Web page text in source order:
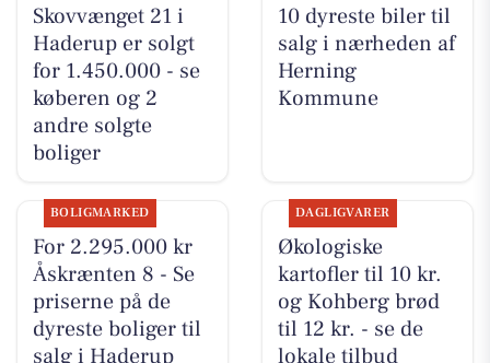
Skovvænget 21 i
Haderup er solgt
for 1.450.000 - se
køberen og 2
andre solgte
boliger
10 dyreste biler til
salg i nærheden af
Herning
Kommune
BOLIGMARKED
For 2.295.000 kr
Åskrænten 8 - Se
priserne på de
dyreste boliger til
salg i Haderup
DAGLIGVARER
Økologiske
kartofler til 10 kr.
og Kohberg brød
til 12 kr. - se de
lokale tilbud